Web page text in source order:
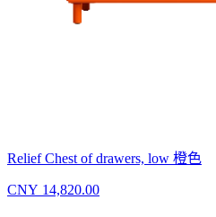
Relief Chest of drawers, low 橙色
CNY 14,820.00